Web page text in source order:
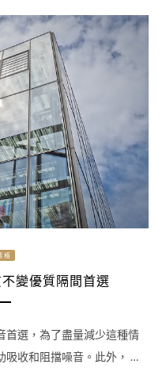
格
變優質隔間首選
首選，為了盡量減少這種情
吸收和阻擋噪音。此外， …